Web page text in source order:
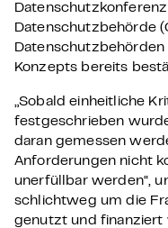
Datenschutzbehörde
Datenschutzbehörden
Konzepts bereits
„Sobald einheitliche
festgeschrieben
daran gemessen
Anforderungen nicht
unerfüllbar werden“,
schlichtweg um die
genutzt und finanziert